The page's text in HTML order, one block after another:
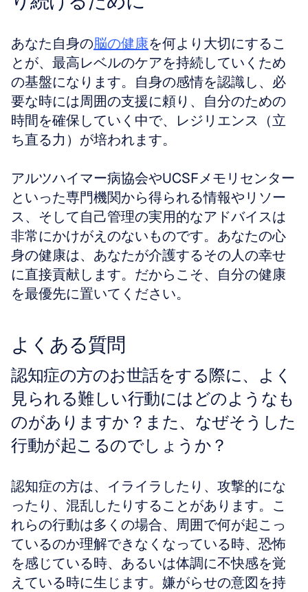
あなた自身の脳の健康を何より大切にするこ
とが、最高レベルのケアを持続していくため
の基盤になります。自身の感情を認識し、必
要な時には周囲の支援に頼り、自分のための
時間を確保していく中で、レジリエンス（立
ち直る力）が培われます。
アルツハイマー病協会やUCSFメモリセンター
といった専門機関から得られる情報やリソー
ス、そして自己管理の実用的なアドバイスは
非常にかけがえのないものです。あなたの心
身の健康は、あなたが介護するその人の幸せ
に直接貢献します。だからこそ、自分の健康
を最優先に置いてください。
よくある質問
認知症の方のお世話をする際に、よく
見られる難しい行動にはどのようなも
のがありますか？また、なぜそうした
行動が起こるのでしょうか？
認知症の方は、イライラしたり、攻撃的にな
ったり、混乱したりすることがあります。こ
れらの行動は多くの場合、周囲で何が起こっ
ているのか理解できなくなっている時、恐怖
を感じている時、あるいは体調に不快感を覚
えている時に生じます。嫌がらせの意図を持